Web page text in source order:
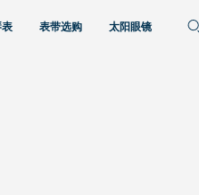
表带选购 太阳眼镜